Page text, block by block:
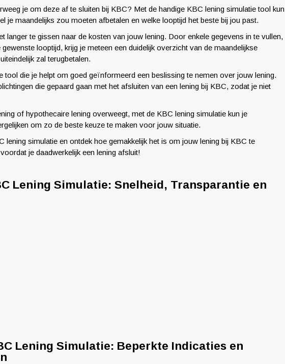
je om deze af te sluiten bij KBC? Met de handige KBC lening simulatie tool kun
je maandelijks zou moeten afbetalen en welke looptijd het beste bij jou past.
langer te gissen naar de kosten van jouw lening. Door enkele gegevens in te vullen,
looptijd, krijg je meteen een duidelijk overzicht van de maandelijkse
zal terugbetalen.
tool die je helpt om goed geïnformeerd een beslissing te nemen over jouw lening.
die gepaard gaan met het afsluiten van een lening bij KBC, zodat je niet
of hypothecaire lening overweegt, met de KBC lening simulatie kun je
om zo de beste keuze te maken voor jouw situatie.
lening simulatie en ontdek hoe gemakkelijk het is om jouw lening bij KBC te
je daadwerkelijk een lening afsluit!
Lening Simulatie: Snelheid, Transparantie en
Lening Simulatie: Beperkte Indicaties en